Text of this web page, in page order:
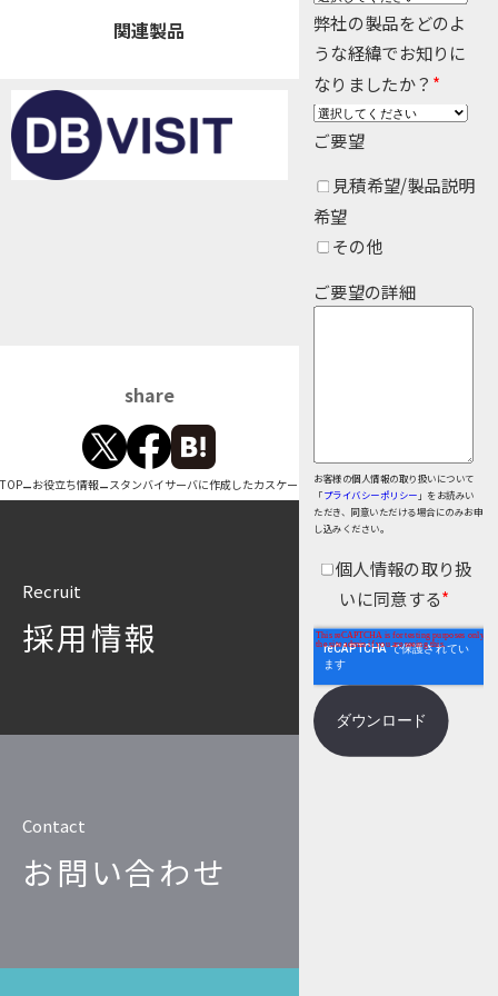
データマスキング
データ仮想化
データ分析基盤構築
データ可視化
データ統合
仮想環境（VMware）
個人情報保護
匿名化
Insight Consulting
関連製品
share
弊社の製品をどのよ
うな経緯でお知りに
なりましたか？ *
ご要望
見積希望/製品説明
希望
その他
ご要望の詳細
お客様の個人情報の取り扱いについて
「プライバシーポリシー 」をお読みい
ただき、同意いただける場合にのみお申
し込みください。
個人情報の取り扱
いに同意する*
TOP–お役立ち情報–
Recruit
採用情報
Contact
お問い合わせ